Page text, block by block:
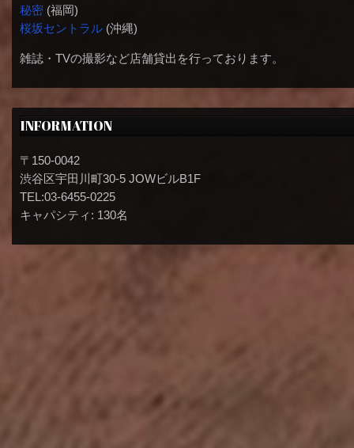
秘密(福岡)
桜坂セントラル(沖縄)
雑誌・TVの撮影など店舗貸出を行っております。
INFORMATION
〒150-0042
渋谷区宇田川町30-5 JOWビルB1F
TEL:03-6455-0225
キャパシティ: 130名